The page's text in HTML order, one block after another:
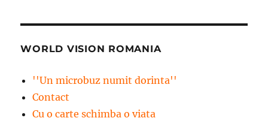
WORLD VISION ROMANIA
''Un microbuz numit dorinta''
Contact
Cu o carte schimba o viata